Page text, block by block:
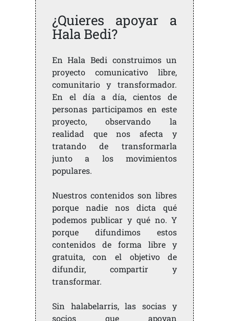
¿Quieres apoyar a
Hala Bedi?
En Hala Bedi construimos un
proyecto comunicativo libre,
comunitario y transformador.
En el día a día, cientos de
personas participamos en este
proyecto, observando la
realidad que nos afecta y
tratando de transformarla
junto a los movimientos
populares.
Nuestros contenidos son libres
porque nadie nos dicta qué
podemos publicar y qué no. Y
porque difundimos estos
contenidos de forma libre y
gratuita, con el objetivo de
difundir, compartir y
transformar.
Sin halabelarris, las socias y
socios que apoyan